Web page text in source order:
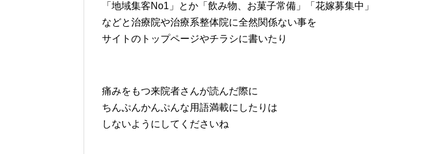
「地域集客No1」とか「飲み物、お菓子常備」「花嫁募集中」
などと治療院や治療系整体院に全然関係ない事を
サイトのトップページやチラシに書いたり
痛みをもつ来院者さんが読んだ際に
ちんぷんかんぷんな用語満載にしたりは
しないようにしてくださいね